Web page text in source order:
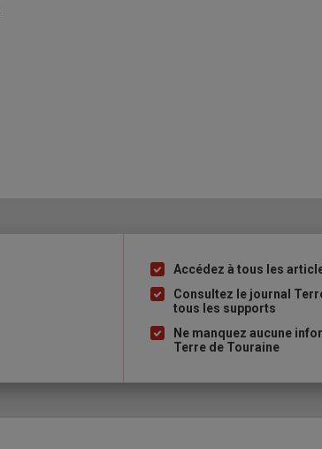
Liste
à
puce
Accédez à tous les
Consultez le journal
tous les supports
Ne manquez aucune
Terre de Touraine